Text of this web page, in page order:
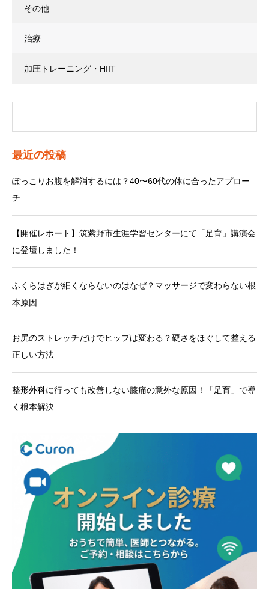
その他
治療
加圧トレーニング・HIIT
最近の投稿
ぽっこりお腹を解消するには？40〜60代の体に合ったアプロー
チ
【開催レポート】筑紫野市生涯学習センターにて「足育」講演会
に登壇しました！
ふくらはぎが細くならないのはなぜ？マッサージで変わらない根
本原因
お尻のストレッチだけでヒップは変わる？硬さをほぐして整える
正しい方法
整形外科に行っても改善しない膝痛の意外な原因！「足育」で導
く根本解決